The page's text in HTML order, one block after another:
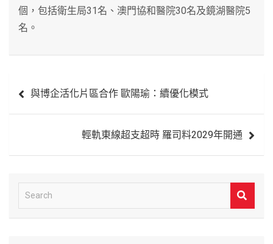
個，包括衛生局31名、澳門協和醫院30名及鏡湖醫院5
名。
章 與博企活化片區合作 歐陽瑜：續優化模式
輕軌東線超支超時 羅司料2029年開通
e